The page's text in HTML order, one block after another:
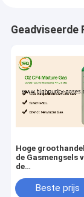
Geadviseerde
Hoge
de Gasmengsels
de
Beste prijs